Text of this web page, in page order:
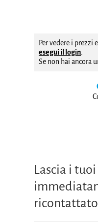
Per vedere i prezzi
esegui il login
Se non hai ancora
Lascia i